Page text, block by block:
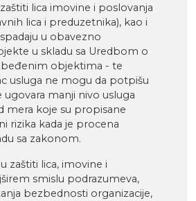
lica imovine i poslovanja
lica i preduzetnika), kao i
u obavezno
u skladu sa Uredbom o
objektima - te
usluga ne mogu da potpišu
manji nivo usluga
mera koje su propisane
rizika kada je procena
sa zakonom.
u zaštiti lica, imovine i
smislu podrazumeva,
bezbednosti organizacije,